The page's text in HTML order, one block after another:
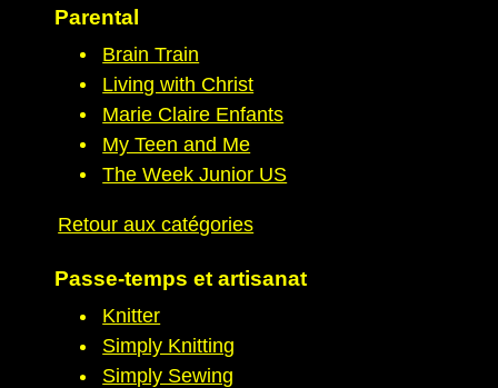
Parental
Brain Train
Living with Christ
Marie Claire Enfants
My Teen and Me
The Week Junior US
Retour aux catégories
Passe-temps et artisanat
Knitter
Simply Knitting
Simply Sewing